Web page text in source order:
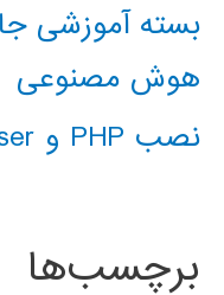
بسته آموزشی
هوش مصنوعی
نصب PHP و composer در ویندوز 10
برچسب‌ها